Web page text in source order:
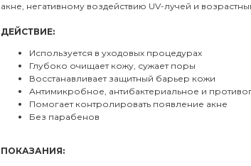
акне, негативному воздействию UV-лучей и
ДЕЙСТВИЕ:
Используется в уходовых процедурах
Глубоко очищает кожу, сужает поры
Восстанавливает защитный барьер кожи
Антимикробное, антибактериальное и
Помогает контролировать появление акне
Без парабенов
ПОКАЗАНИЯ: